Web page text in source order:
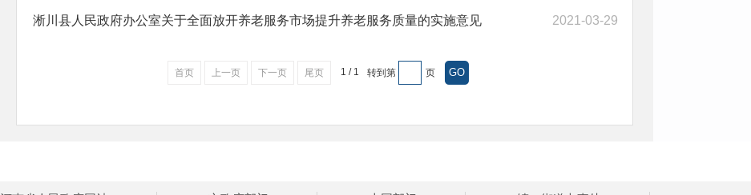
淅川县人民政府办公室关于全面放开养老服务市场提升养老服务质量的实施意见 2021-03-29
首页 上一页 下一页 尾页 1 / 1 转到第 页